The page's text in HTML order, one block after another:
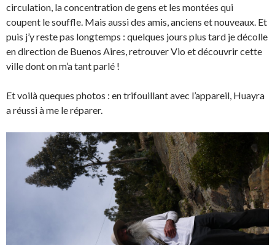
circulation, la concentration de gens et les montées qui
coupent le souffle. Mais aussi des amis, anciens et nouveaux. Et
puis j’y reste pas longtemps : quelques jours plus tard je décolle
en direction de Buenos Aires, retrouver Vio et découvrir cette
ville dont on m’a tant parlé !
Et voilà queques photos : en trifouillant avec l’appareil, Huayra
a réussi à me le réparer.